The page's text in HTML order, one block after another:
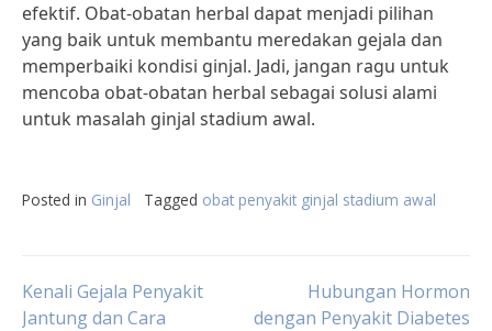
efektif. Obat-obatan herbal dapat menjadi pilihan
yang baik untuk membantu meredakan gejala dan
memperbaiki kondisi ginjal. Jadi, jangan ragu untuk
mencoba obat-obatan herbal sebagai solusi alami
untuk masalah ginjal stadium awal.
Posted in Ginjal Tagged obat penyakit ginjal stadium awal
Post
Kenali Gejala Penyakit
Jantung dan Cara
Hubungan Hormon
dengan Penyakit Diabetes